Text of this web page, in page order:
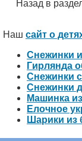
Назад в
Наш сайт о
Снежинки
Гирлянда
Снежинки
Снежинки
Машинка
Елочное
Шарики из